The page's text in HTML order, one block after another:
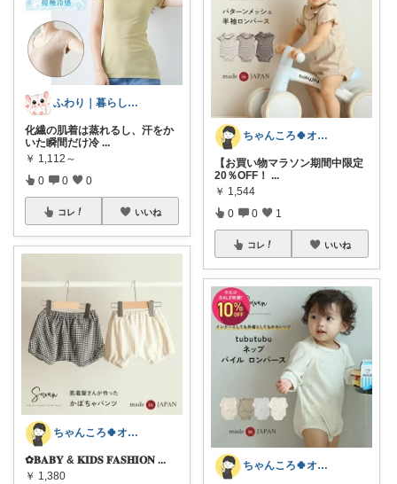
ふわり｜暮らしの負担をかるくする日用品
化繊の肌着は蒸れるし、汗をか
いた瞬間だけ冷 ...
￥ 1,112～
0 0 0
コレ いいね
ちゃんころ🍀オリ写/インテリア/キッズ
✿𝐁𝐀𝐁𝐘 & 𝐊𝐈𝐃𝐒 𝐅𝐀𝐒𝐇𝐈𝐎𝐍 ...
￥ 1,380
ちゃんころ🍀オリ写/インテリア/キッズ
【お買い物マラソン期間中限定
20％OFF！ ...
￥ 1,544
0 0 1
コレ いいね
ちゃんころ🍀オリ写/インテリア/キッズ